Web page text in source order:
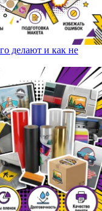
делают и как не